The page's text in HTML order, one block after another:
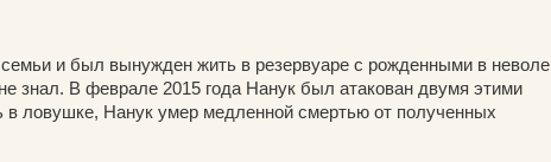
и был вынужден жить в резервуаре с рожденными в неволе
знал. В феврале 2015 года Нанук был атакован двумя этими
в ловушке, Нанук умер медленной смертью от полученных